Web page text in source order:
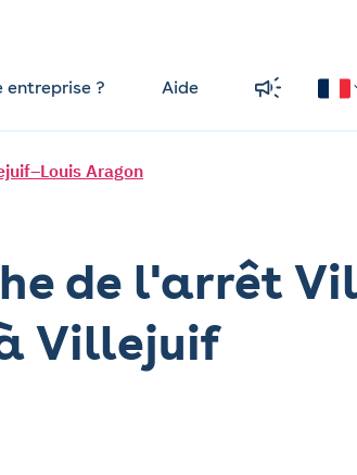
entreprise ? Aide
Aragon
de l'arrêt
Villejuif